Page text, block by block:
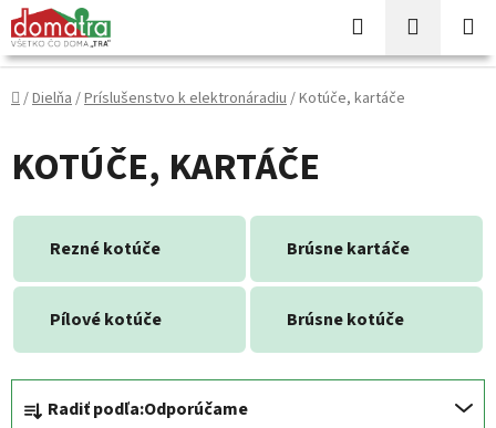
Prejsť
na
obsah
Hľadať
KOŠÍK
Domov
/Dielňa/Príslušenstvo k elektronáradiu/Kotúče, kartáče
KOTÚČE, KARTÁČE
Rezné kotúče Brúsne kartáče
Pílové kotúče Brúsne kotúče
R Radiť podľa:Odporúčame